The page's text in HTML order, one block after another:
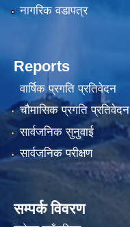
नागरिक वडापत्र
Reports
वार्षिक प्रगति प्रतिवेदन
चौमासिक प्रगति प्रतिवेदन
सार्वजनिक सुनुवाई
सार्वजनिक परीक्षण
सम्पर्क विवरण